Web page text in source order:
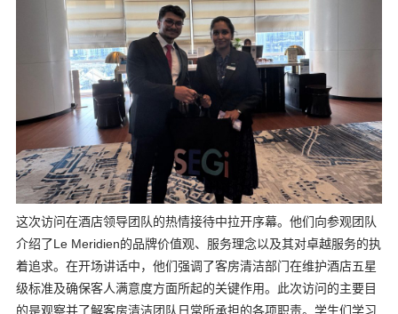
这次访问在酒店领导团队的热情接待中拉开序幕。他们向参观团队
介绍了Le Meridien的品牌价值观、服务理念以及其对卓越服务的执
着追求。在开场讲话中，他们强调了客房清洁部门在维护酒店五星
级标准及确保客人满意度方面所起的关键作用。此次访问的主要目
的是观察并了解客房清洁团队日常所承担的各项职责。学生们学习